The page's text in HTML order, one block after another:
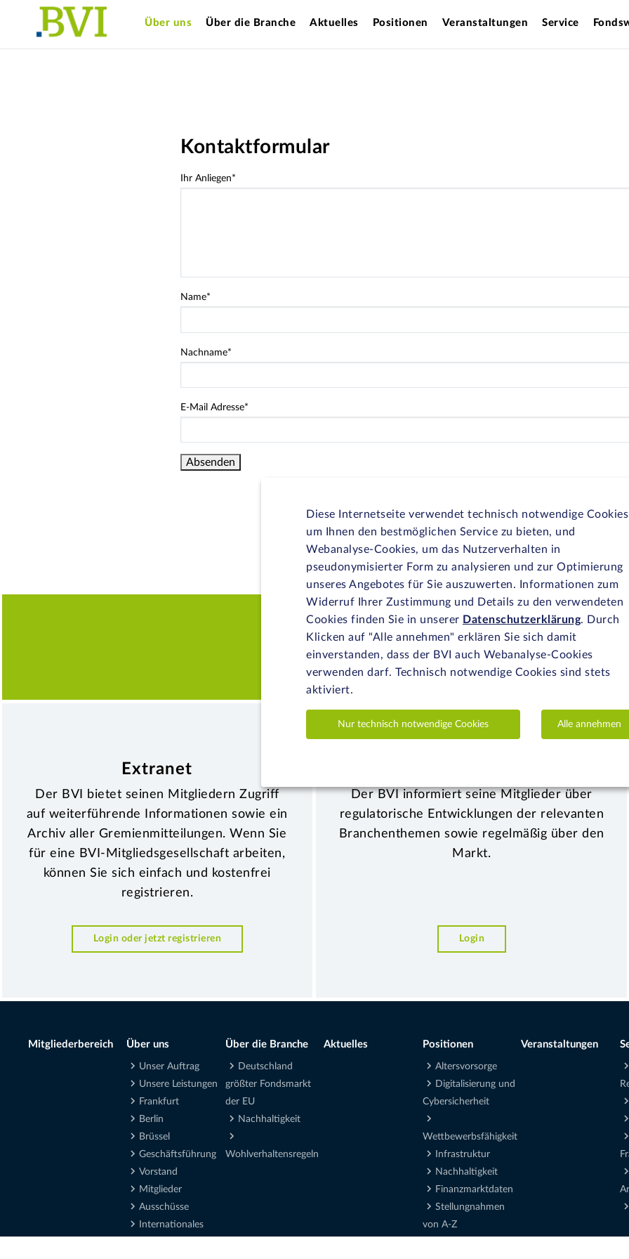
Über uns Über die Branche Aktuelles Positionen Veranstaltungen Service
Kontaktformular
Ihr Anliegen*
Name*
Nachname*
E-Mail Adresse*
Extranet
Der BVI bietet seinen Mitgliedern Zugriff
auf weiterführende Informationen sowie ein
Archiv aller Gremienmitteilungen. Wenn Sie
für eine BVI-Mitgliedsgesellschaft arbeiten,
können Sie sich einfach und kostenfrei
registrieren.
Login oder jetzt registrieren
Der BVI informiert seine Mitglieder über
regulatorische Entwicklungen der relevanten
Branchenthemen sowie regelmäßig über den
Markt.
Login
Mitgliederbereich Über uns
Unser Auftrag
Unsere Leistungen
Frankfurt
Berlin
Brüssel
Geschäftsführung
Vorstand
Mitglieder
Ausschüsse
Internationales
Über die Branche
Deutschland
größter Fondsmarkt
der EU
Nachhaltigkeit
Wohlverhaltensregeln
Aktuelles Positionen
Altersvorsorge
Digitalisierung und
Cybersicherheit
Wettbewerbsfähigkeit
Infrastruktur
Nachhaltigkeit
Finanzmarktdaten
Stellungnahmen
von A-Z
Veranstaltungen
Diese Internetseite verwendet technisch notwendige
um Ihnen den bestmöglichen Service zu bieten, und
Webanalyse-Cookies, um das Nutzerverhalten in
pseudonymisierter Form zu analysieren und zur Optimierung
unseres Angebotes für Sie auszuwerten. Informationen zum
Widerruf Ihrer Zustimmung und Details zu den verwendeten
Cookies finden Sie in unserer Datenschutzerklärung. Durch
Klicken auf "Alle annehmen" erklären Sie sich damit
einverstanden, dass der BVI auch Webanalyse-Cookies
verwenden darf. Technisch notwendige Cookies sind stets
aktiviert.
Nur technisch notwendige Cookies Alle annehmen